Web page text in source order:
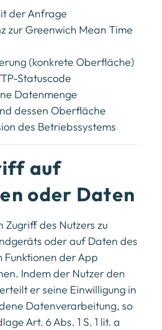
der Anfrage
zur Greenwich Mean Time
(konkrete Oberfläche)
Statuscode
Datenmenge
dessen Oberfläche
des Betriebssystems
auf
oder Daten
des Nutzers zu
oder auf Daten des
Funktionen der App
Indem der Nutzer den
er seine Einwilligung in
Datenverarbeitung, so
Art. 6 Abs. 1 S. 1 lit. a